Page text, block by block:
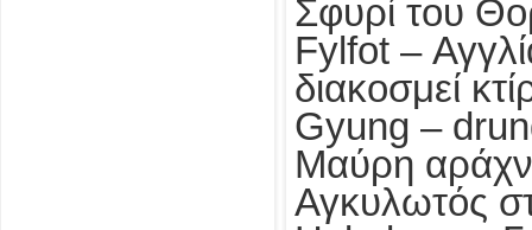
Σφυρί του
Fylfot –
διακοσμεί
Gyung –
Μαύρη
Αγκυλωτός